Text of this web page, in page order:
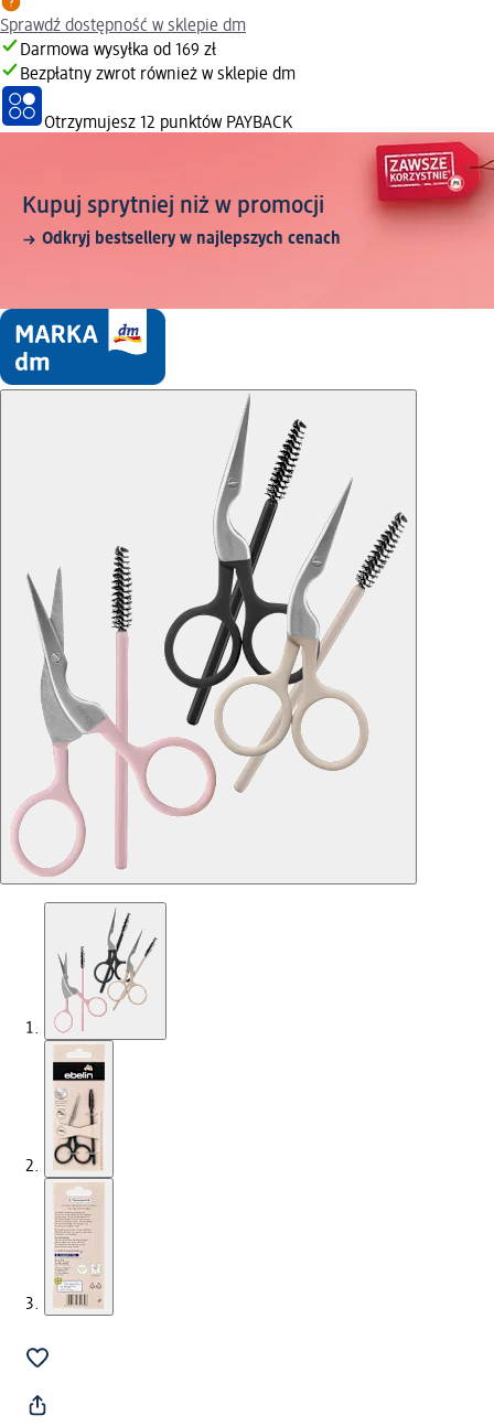
Sprawdź dostępność w sklepie dm
Darmowa wysyłka od 169 zł
Bezpłatny zwrot również w sklepie dm
Otrzymujesz 12 punktów PAYBACK
Kupuj sprytniej niż w promocji
Odkryj bestsellery w najlepszych cenach